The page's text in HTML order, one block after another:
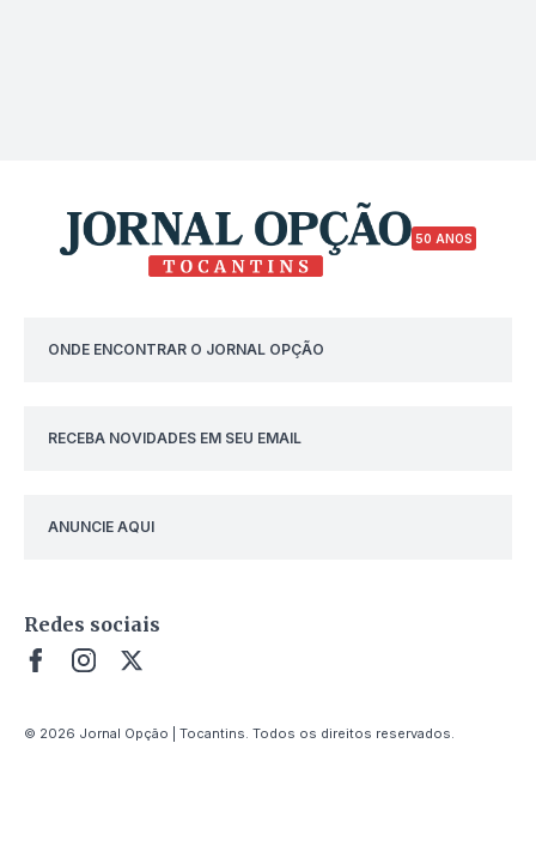
50 ANOS
ONDE ENCONTRAR O JORNAL OPÇÃO
RECEBA NOVIDADES EM SEU EMAIL
ANUNCIE AQUI
Redes sociais
© 2026 Jornal Opção | Tocantins. Todos os direitos reservados.